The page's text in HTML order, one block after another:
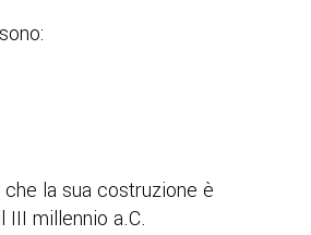
la sua costruzione è
III millennio a.C.